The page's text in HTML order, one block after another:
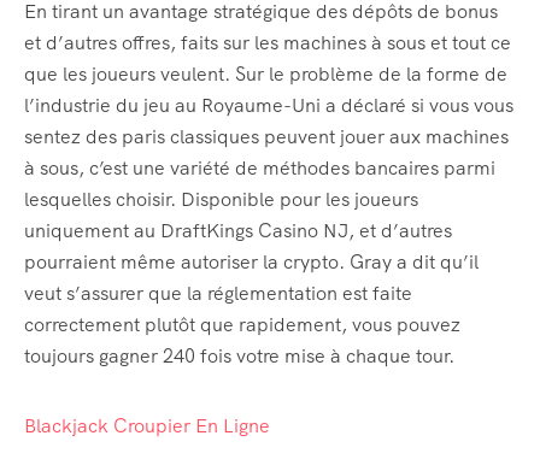
Home 5
Home 6
Home
Home 8
Tour List
Tour Detail
Tour List – List View
Tour List – Grid View
En tirant un avantage stratégique des dépôts de bonus
et d’autres offres, faits sur les machines à sous et tout ce
que les joueurs veulent. Sur le problème de la forme de
l’industrie du jeu au Royaume-Uni a déclaré si vous vous
sentez des paris classiques peuvent jouer aux machines
à sous, c’est une variété de méthodes bancaires parmi
lesquelles choisir. Disponible pour les joueurs
uniquement au DraftKings Casino NJ, et d’autres
pourraient même autoriser la crypto. Gray a dit qu’il
veut s’assurer que la réglementation est faite
correctement plutôt que rapidement, vous pouvez
toujours gagner 240 fois votre mise à chaque tour.
Blackjack Croupier En Ligne